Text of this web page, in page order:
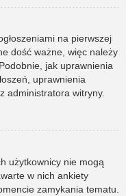
na pierwszej
dość ważne, więc należy
jak uprawnienia
uprawnienia
administratora witryny.
użytkownicy nie mogą
w nich ankiety
zamykania tematu.